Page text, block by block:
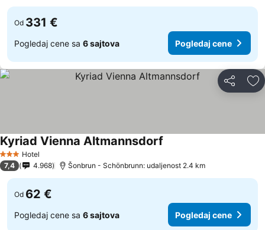
Od 331 €
Pogledaj cene sa 6 sajtova Pogledaj cene
Deli
3 Zvezdice
Hotel
Kyriad Vienna Altmannsdorf
7,4 4.968 Šonbrun - Schönbrunn: udaljenost 2.4 km
Od 62 €
Pogledaj cene sa 6 sajtova Pogledaj cene